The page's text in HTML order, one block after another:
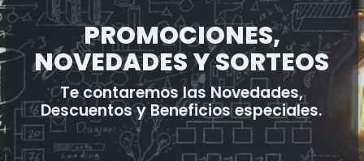
PROMOCIONES,
NOVEDADES Y SORTEOS
Te contaremos las Novedades,
Descuentos y Beneficios especiales.